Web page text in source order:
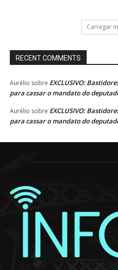
Carregar
RECENT COMMENTS
Aurélio sobre EXCLUSIVO:
para cassar o mandato do
Aurélio sobre EXCLUSIVO:
para cassar o mandato do